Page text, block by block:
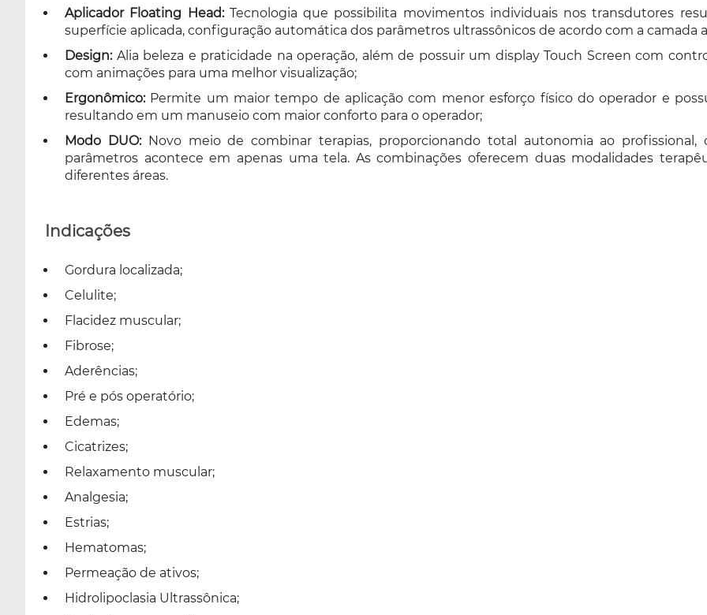
Aplicador Floating Head: Tecnologia que possibilita movimentos individuais nos transdutores
superfície aplicada, configuração automática dos parâmetros ultrassônicos de acordo com a camada
Design: Alia beleza e praticidade na operação, além de possuir um display Touch Screen com
com animações para uma melhor visualização;
Ergonômico: Permite um maior tempo de aplicação com menor esforço físico do operador e
resultando em um manuseio com maior conforto para o operador;
Modo DUO:Novo meio de combinar terapias, proporcionando total autonomia ao profissional,
parâmetros acontece em apenas uma tela. As combinações oferecem duas modalidades
diferentes áreas.
Indicações
Gordura localizada;
Celulite;
Flacidez muscular;
Fibrose;
Aderências;
Pré e pós operatório;
Edemas;
Cicatrizes;
Relaxamento muscular;
Analgesia;
Estrias;
Hematomas;
Permeação de ativos;
Hidrolipoclasia Ultrassônica;